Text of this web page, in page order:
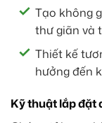
Tạo không
thư giãn và
Thiết kế
hưởng đến
Kỹ thuật lắp đặt